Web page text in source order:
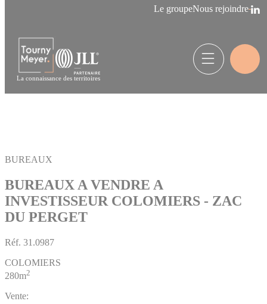
Le groupeNous rejoindre
La connaissance des territoires
BUREAUX
BUREAUX A VENDRE A
INVESTISSEUR COLOMIERS - ZAC
DU PERGET
Réf. 31.0987
COLOMIERS
280m2
Vente: